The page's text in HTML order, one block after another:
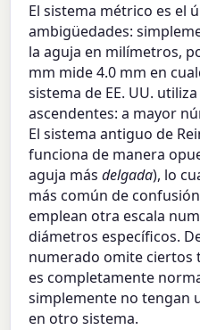
El sistema métrico es el
ambigüedades:
la aguja en milímetros,
mm mide 4.0 mm en
sistema de EE. UU.
ascendentes: a mayor
El sistema antiguo de
funciona de manera
aguja másdelgada), lo
más común de
emplean otra escala
diámetros específicos.
numerado omite ciertos
es completamente
simplemente no tengan
en otro sistema.